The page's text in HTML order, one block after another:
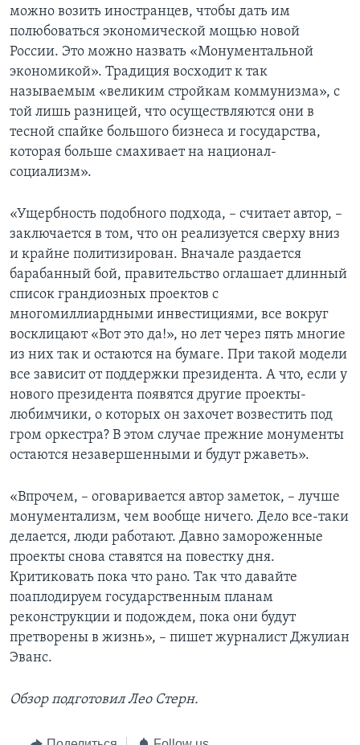
можно возить иностранцев, чтобы дать им
полюбоваться экономической мощью новой
России. Это можно назвать «Монументальной
экономикой». Традиция восходит к так
называемым «великим стройкам коммунизма», с
той лишь разницей, что осуществляются они в
тесной спайке большого бизнеса и государства,
которая больше смахивает на национал-
социализм».
«Ущербность подобного подхода, – считает автор, –
заключается в том, что он реализуется сверху вниз
и крайне политизирован. Вначале раздается
барабанный бой, правительство оглашает длинный
список грандиозных проектов с
многомиллиардными инвестициями, все вокруг
восклицают «Вот это да!», но лет через пять многие
из них так и остаются на бумаге. При такой модели
все зависит от поддержки президента. А что, если у
нового президента появятся другие проекты-
любимчики, о которых он захочет возвестить под
гром оркестра? В этом случае прежние монументы
остаются незавершенными и будут ржаветь».
«Впрочем, – оговаривается автор заметок, – лучше
монументализм, чем вообще ничего. Дело все-таки
делается, люди работают. Давно замороженные
проекты снова ставятся на повестку дня.
Критиковать пока что рано. Так что давайте
поаплодируем государственным планам
реконструкции и подождем, пока они будут
претворены в жизнь», – пишет журналист Джулиан
Эванс.
Обзор подготовил Лео Стерн.